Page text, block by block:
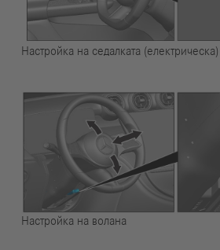
Настройка на седалката (електрическа)
Настройка на волана